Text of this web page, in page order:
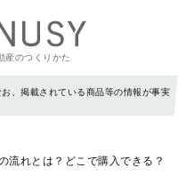
産のつくりかた
、掲載されている商品等の情報が事実
流れとは？どこで購入できる？